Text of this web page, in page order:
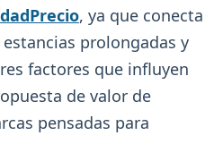
, ya que conecta
prolongadas y
factores que influyen
de valor de
pensadas para